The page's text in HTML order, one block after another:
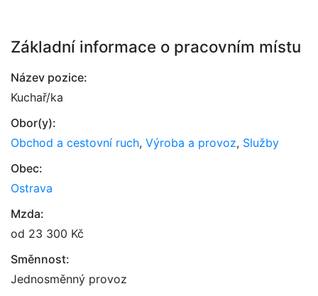
Základní informace o pracovním místu
Název pozice:
Kuchař/ka
Obor(y):
Obchod a cestovní ruch, Výroba a provoz, Služby
Obec:
Ostrava
Mzda:
od 23 300 Kč
Směnnost:
Jednosměnný provoz